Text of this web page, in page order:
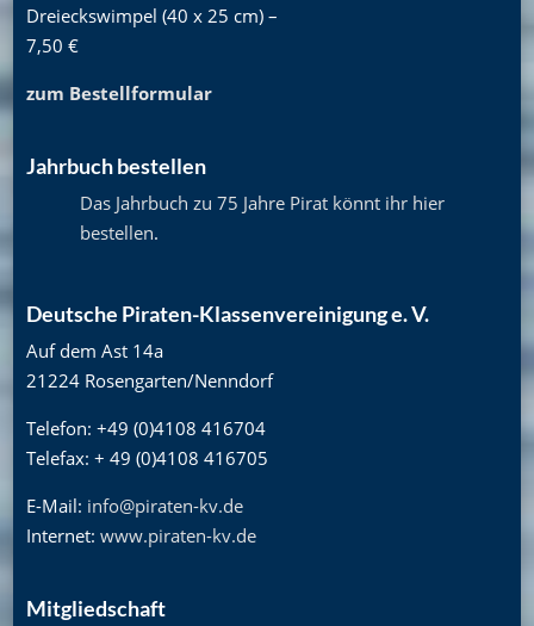
Dreieckswimpel (40 x 25 cm) –
7,50 €
zum Bestellformular
Jahrbuch bestellen
Das Jahrbuch zu 75 Jahre Pirat könnt ihr hier
bestellen.
Deutsche Piraten-Klassenvereinigung e. V.
Auf dem Ast 14a
21224 Rosengarten/Nenndorf
Telefon: +49 (0)4108 416704
Telefax: + 49 (0)4108 416705
E-Mail: info@piraten-kv.de
Internet: www.piraten-kv.de
Mitgliedschaft